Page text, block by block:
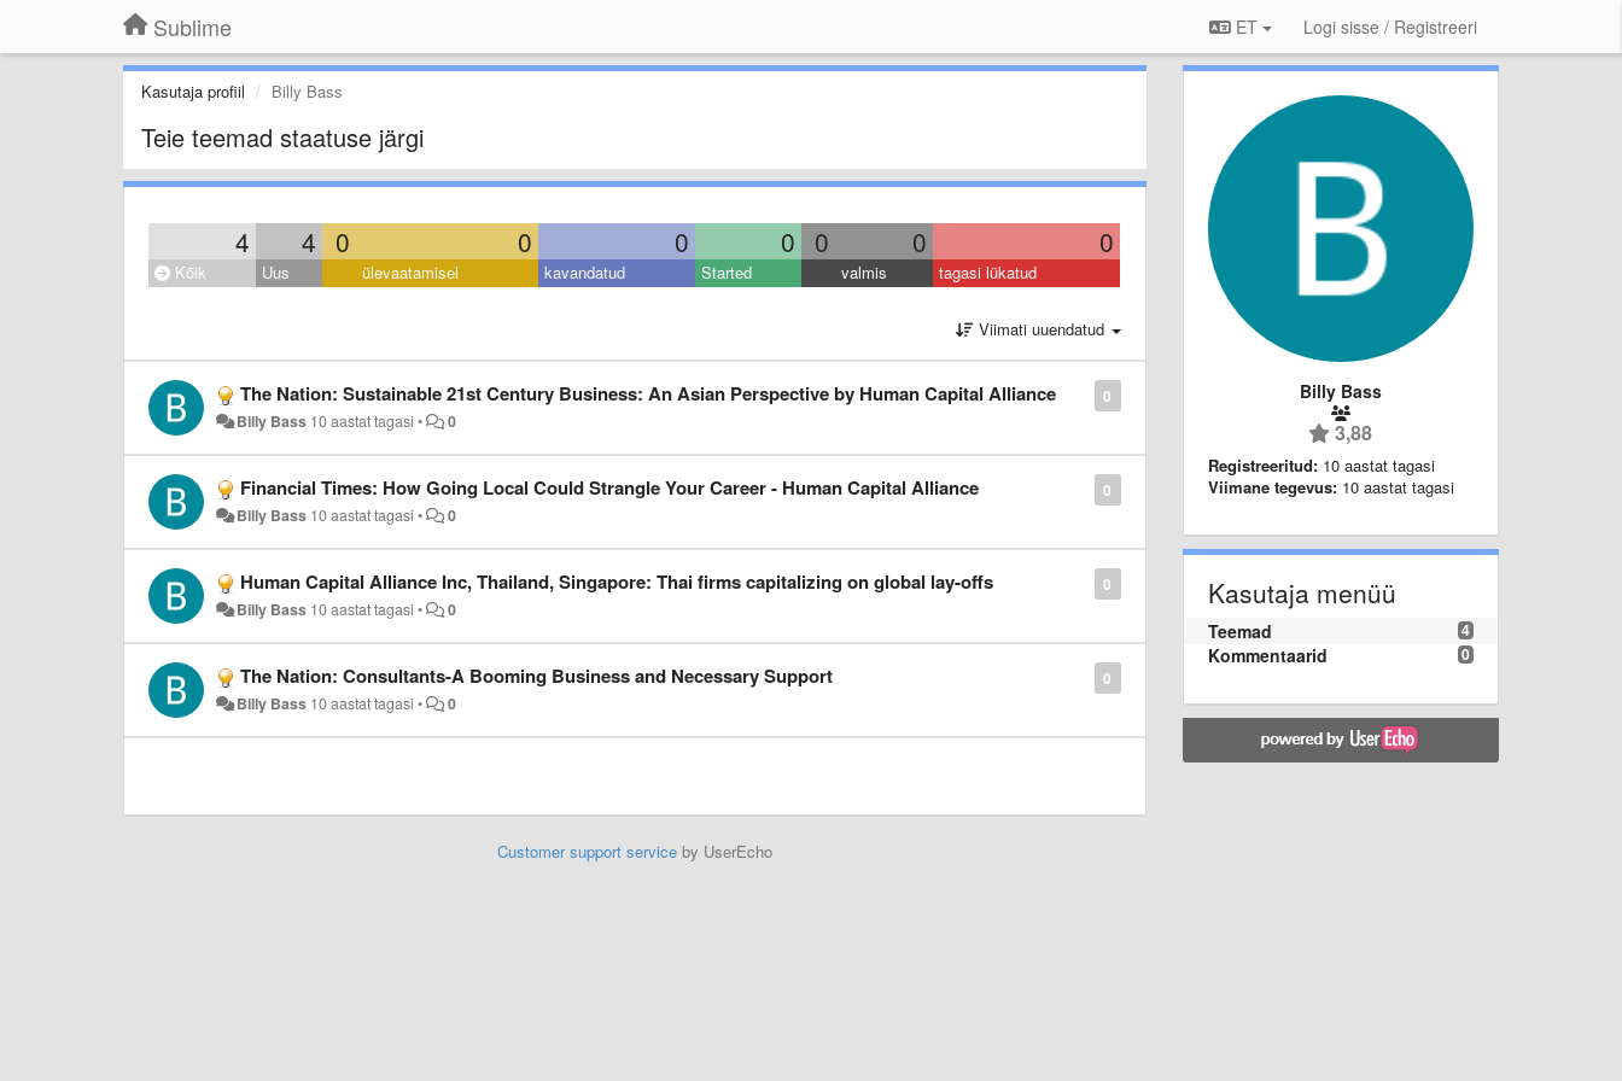
Sublime ET Logi sisse / Registreeri
Kasutaja profiil Billy Bass
Teie teemad staatuse järgi
4 4 0 0 0 0 0 0 0
Kõik Uus ülevaatamisel kavandatud Started valmis tagasi lükatud
Viimati uuendatud
0
The Nation: Sustainable 21st Century Business: An Asian Perspective by Human Capital Alliance
Billy Bass 10 aastat tagasi • 0
0
Financial Times: How Going Local Could Strangle Your Career - Human Capital Alliance
Billy Bass 10 aastat tagasi • 0
0
Human Capital Alliance Inc, Thailand, Singapore: Thai firms capitalizing on global lay-offs
Billy Bass 10 aastat tagasi • 0
0
The Nation: Consultants-A Booming Business and Necessary Support
Billy Bass 10 aastat tagasi • 0
Customer support serviceby UserEcho
Billy Bass
3,88
Registreeritud: 10 aastat tagasi
Viimane tegevus: 10 aastat tagasi
Kasutaja menüü
4
Teemad
0
Kommentaarid